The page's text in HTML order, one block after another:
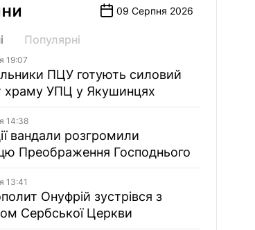
09 Серпня 2026
Популярні
19:07
ПЦУ готують силовий
храму УПЦ у Якушинцях
14:38
вандали розгромили
Преображення Господнього
13:41
Онуфрій зустрівся з
Сербської Церкви